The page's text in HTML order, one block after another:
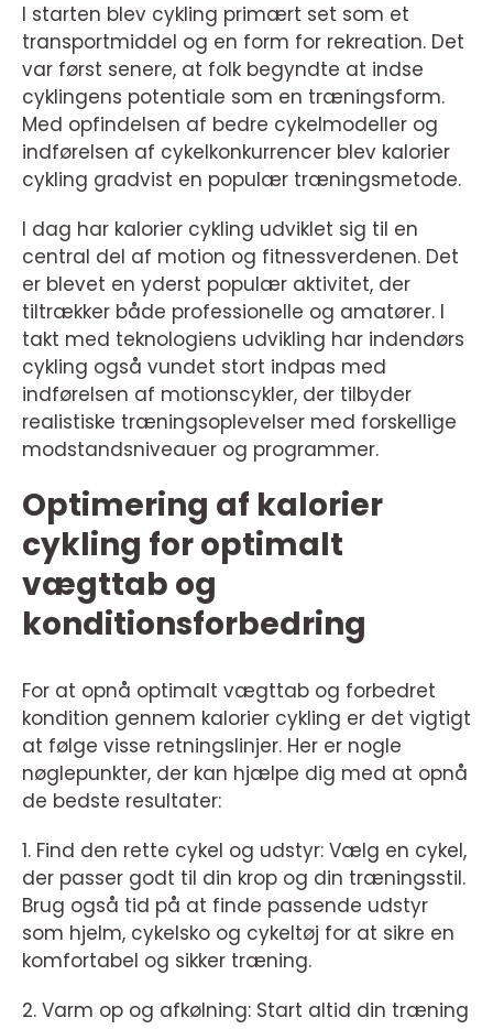
I starten blev cykling primært set som et
transportmiddel og en form for rekreation. Det
var først senere, at folk begyndte at indse
cyklingens potentiale som en træningsform.
Med opfindelsen af bedre cykelmodeller og
indførelsen af cykelkonkurrencer blev kalorier
cykling gradvist en populær træningsmetode.
I dag har kalorier cykling udviklet sig til en
central del af motion og fitnessverdenen. Det
er blevet en yderst populær aktivitet, der
tiltrækker både professionelle og amatører. I
takt med teknologiens udvikling har indendørs
cykling også vundet stort indpas med
indførelsen af motionscykler, der tilbyder
realistiske træningsoplevelser med forskellige
modstandsniveauer og programmer.
Optimering af kalorier
cykling for optimalt
vægttab og
konditionsforbedring
For at opnå optimalt vægttab og forbedret
kondition gennem kalorier cykling er det vigtigt
at følge visse retningslinjer. Her er nogle
nøglepunkter, der kan hjælpe dig med at opnå
de bedste resultater:
1. Find den rette cykel og udstyr: Vælg en cykel,
der passer godt til din krop og din træningsstil.
Brug også tid på at finde passende udstyr
som hjelm, cykelsko og cykeltøj for at sikre en
komfortabel og sikker træning.
2. Varm op og afkølning: Start altid din træning